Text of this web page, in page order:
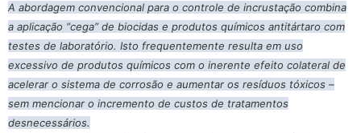
A abordagem convencional para o controle de incrustação combina
a aplicação “cega” de biocidas e produtos químicos antitártaro com
testes de laboratório. Isto frequentemente resulta em uso
excessivo de produtos químicos com o inerente efeito colateral de
acelerar o sistema de corrosão e aumentar os resíduos tóxicos –
sem mencionar o incremento de custos de tratamentos
desnecessários.